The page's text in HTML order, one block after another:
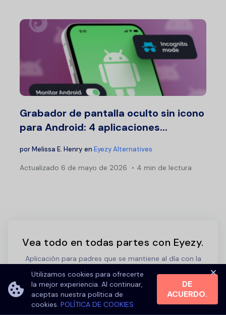
Grabador de pantalla oculto sin icono
para Android: 4 aplicaciones...
porMelissa E. Henry en Eyezy Alternatives
Actualizado 6 de mayo de 2026 4 min de lectura
Vea todo en todas partes con Eyezy.
Aplicación para padres que se mantiene al día con la
PRUEBA EYEZY AHORA
Utilizamos cookies para ofrecerte
la mejor experiencia. Al continuar,
aceptas nuestra política de
cookies.POLÍTICA DE COOKIES
DE
ACUERDO.